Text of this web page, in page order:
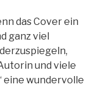
das Cover ein
ganz viel
und viele
eine wundervolle